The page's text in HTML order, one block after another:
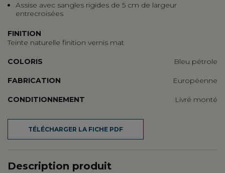
Assise avec sangles rigides de 5 cm de largeur
entrecroisées
FINITION
Teinte naturelle finition vernis mat
COLORIS Bleu pétrole
FABRICATION Européenne
CONDITIONNEMENT Livré monté
TÉLÉCHARGER LA FICHE PDF
Description produit